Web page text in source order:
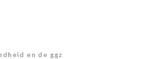
en de ggz